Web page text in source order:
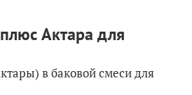
Актара для
в баковой смеси для